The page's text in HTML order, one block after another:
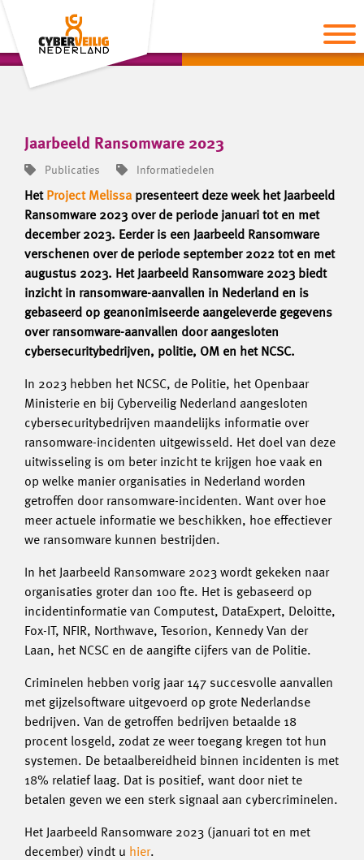
Jaarbeeld Ransomware 2023
Publicaties Informatiedelen
Het Project Melissapresenteert deze week het Jaarbeeld
Ransomware 2023 over de periode januari tot en met
december 2023. Eerder is een Jaarbeeld Ransomware
verschenen over de periode september 2022 tot en met
augustus 2023. Het Jaarbeeld Ransomware 2023 biedt
inzicht in ransomware-aanvallen in Nederland en is
gebaseerd op geanonimiseerde aangeleverde gegevens
over ransomware-aanvallen door aangesloten
cybersecuritybedrijven, politie, OM en het NCSC.
In 2023 hebben het NCSC, de Politie, het Openbaar
Ministerie en bij Cyberveilig Nederland aangesloten
cybersecuritybedrijven maandelijks informatie over
ransomware-incidenten uitgewisseld. Het doel van deze
uitwisseling is om beter inzicht te krijgen hoe vaak en
op welke manier organisaties in Nederland worden
getroffen door ransomware-incidenten. Want over hoe
meer actuele informatie we beschikken, hoe effectiever
we ransomware kunnen bestrijden.
In het Jaarbeeld Ransomware 2023 wordt gekeken naar
organisaties groter dan 100 fte. Het is gebaseerd op
incidentinformatie van Computest, DataExpert, Deloitte,
Fox-IT, NFIR, Northwave, Tesorion, Kennedy Van der
Laan, het NCSC en de aangifte cijfers van de Politie.
Criminelen hebben vorig jaar 147 succesvolle aanvallen
met gijzelsoftware uitgevoerd op grote Nederlandse
bedrijven. Van de getroffen bedrijven betaalde 18
procent losgeld, zodat ze weer toegang kregen tot hun
systemen. De betaalbereidheid binnen incidenten is met
18% relatief laag. Dat is positief, want door niet te
betalen geven we een sterk signaal aan cybercriminelen.
Het Jaarbeeld Ransomware 2023 (januari tot en met
december) vindt u hier.